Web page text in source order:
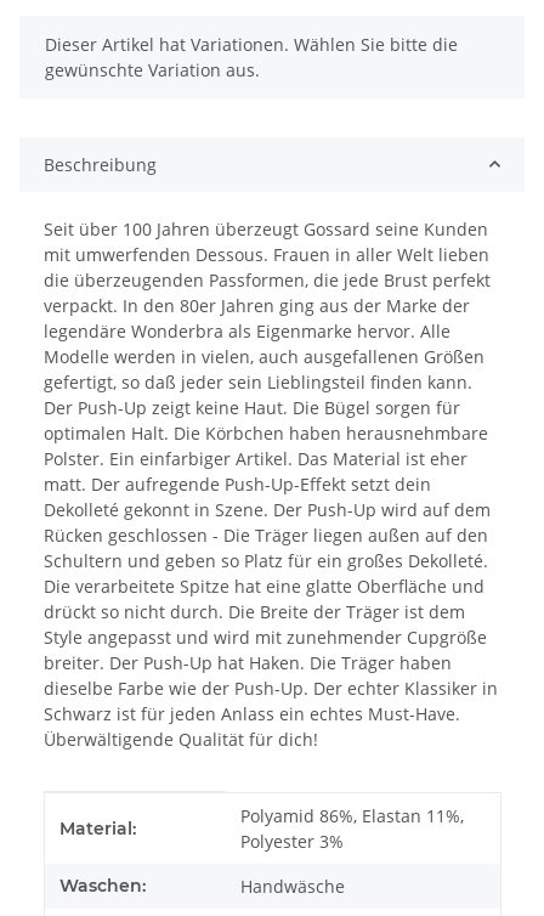
x
Dieser Artikel hat Variationen. Wählen Sie bitte die
gewünschte Variation aus.
Beschreibung
Seit über 100 Jahren überzeugt Gossard seine Kunden
mit umwerfenden Dessous. Frauen in aller Welt lieben
die überzeugenden Passformen, die jede Brust perfekt
verpackt. In den 80er Jahren ging aus der Marke der
legendäre Wonderbra als Eigenmarke hervor. Alle
Modelle werden in vielen, auch ausgefallenen Größen
gefertigt, so daß jeder sein Lieblingsteil finden kann.
Der Push-Up zeigt keine Haut. Die Bügel sorgen für
optimalen Halt. Die Körbchen haben herausnehmbare
Polster. Ein einfarbiger Artikel. Das Material ist eher
matt. Der aufregende Push-Up-Effekt setzt dein
Dekolleté gekonnt in Szene. Der Push-Up wird auf dem
Rücken geschlossen - Die Träger liegen außen auf den
Schultern und geben so Platz für ein großes Dekolleté.
Die verarbeitete Spitze hat eine glatte Oberfläche und
drückt so nicht durch. Die Breite der Träger ist dem
Style angepasst und wird mit zunehmender Cupgröße
breiter. Der Push-Up hat Haken. Die Träger haben
dieselbe Farbe wie der Push-Up. Der echter Klassiker in
Schwarz ist für jeden Anlass ein echtes Must-Have.
Überwältigende Qualität für dich!
Material:
Polyamid 86%, Elastan 11%,
Polyester 3%
Waschen: Handwäsche